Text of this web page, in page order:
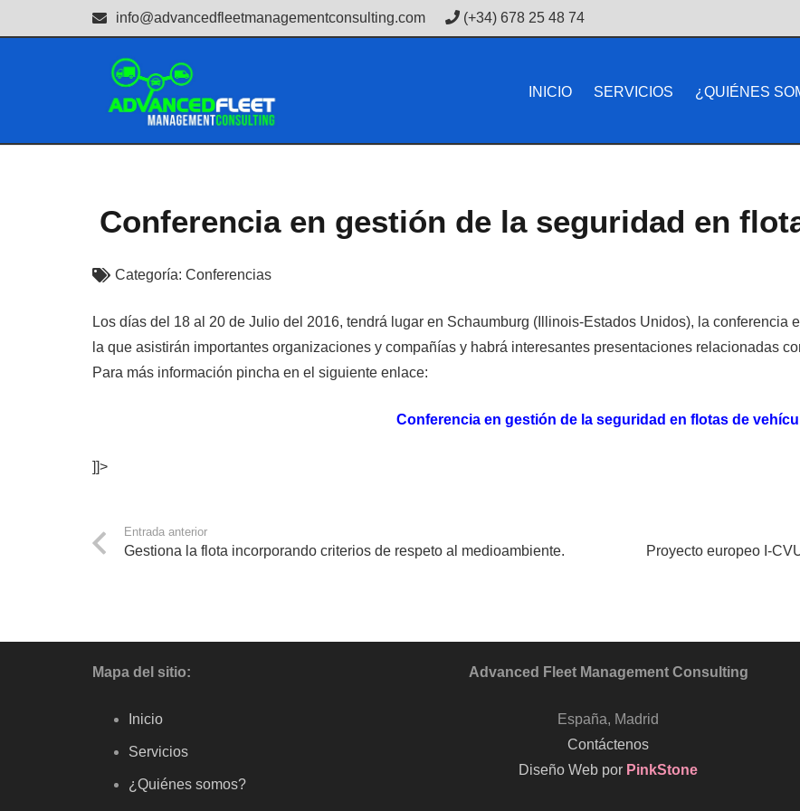
info@advancedfleetmanagementconsulting.com (+34) 678 25 48 74
INICIO SERVICIOS ¿QUIÉNES
Conferencia en gestión de la seguridad en
Categoría: Conferencias
Los días del 18 al 20 de Julio del 2016, tendrá lugar en Schaumburg (Illinois-Estados Unidos), la conferencia
la que asistirán importantes organizaciones y compañías y habrá interesantes presentaciones relacionadas
Para más información pincha en el siguiente enlace:
Conferencia en gestión de la seguridad en flotas de
]]>
Entrada anterior
Gestiona la flota incorporando criterios de respeto al medioambiente.
Proyecto europeo I-
Mapa del sitio:
Inicio
Servicios
¿Quiénes somos?
Advanced Fleet Management Consulting
España, Madrid
Contáctenos
Diseño Web por PinkStone